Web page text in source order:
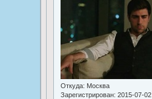
Откуда: Москва
Зарегистрирован: 2015-07-02